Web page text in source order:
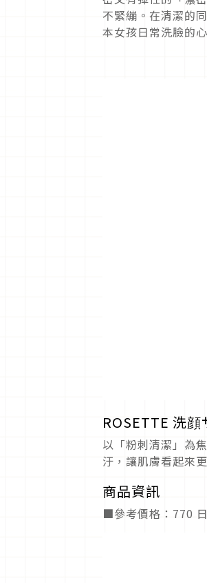
不緊繃。在清潔的
本女孩日常洗臉的
ROSETTE 洗
以「粉刺清潔」為
汙，讓肌膚看起來
商品資訊
■參考價格：770